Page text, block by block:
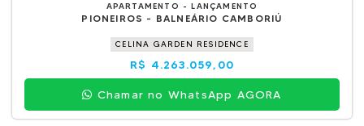
APARTAMENTO - LANÇAMENTO
PIONEIROS - BALNEÁRIO CAMBORIÚ
CELINA GARDEN RESIDENCE
R$ 4.263.059,00
Chamar no WhatsApp AGORA